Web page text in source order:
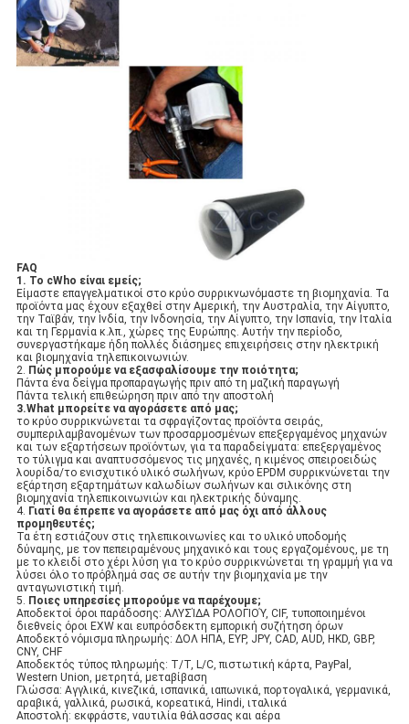
FAQ
1. Το cWho είναι εμείς;
Είμαστε επαγγελματικοί στο κρύο συρρικνωνόμαστε τη βιομηχανία. Τα
προϊόντα μας έχουν εξαχθεί στην Αμερική, την Αυστραλία, την Αίγυπτο,
την Ταϊβάν, την Ινδία, την Ινδονησία, την Αίγυπτο, την Ισπανία, την Ιταλία
και τη Γερμανία κ.λπ., χώρες της Ευρώπης. Αυτήν την περίοδο,
συνεργαστήκαμε ήδη πολλές διάσημες επιχειρήσεις στην ηλεκτρική
και βιομηχανία τηλεπικοινωνιών.
2. Πώς μπορούμε να εξασφαλίσουμε την ποιότητα;
Πάντα ένα δείγμα προπαραγωγής πριν από τη μαζική παραγωγή
Πάντα τελική επιθεώρηση πριν από την αποστολή
3.What μπορείτε να αγοράσετε από μας;
το κρύο συρρικνώνεται τα σφραγίζοντας προϊόντα σειράς,
συμπεριλαμβανομένων των προσαρμοσμένων επεξεργαμένος μηχανών
και των εξαρτήσεων προϊόντων, για τα παραδείγματα: επεξεργαμένος
το τύλιγμα και αναπτυσσόμενος τις μηχανές, η κιμένος σπειροειδώς
λουρίδα/το ενισχυτικό υλικό σωλήνων, κρύο EPDM συρρικνώνεται την
εξάρτηση εξαρτημάτων καλωδίων σωλήνων και σιλικόνης στη
βιομηχανία τηλεπικοινωνιών και ηλεκτρικής δύναμης.
4. Γιατί θα έπρεπε να αγοράσετε από μας όχι από άλλους
προμηθευτές;
Τα έτη εστιάζουν στις τηλεπικοινωνίες και το υλικό υποδομής
δύναμης, με τον πεπειραμένους μηχανικό και τους εργαζομένους, με τη
με το κλειδί στο χέρι λύση για το κρύο συρρικνώνεται τη γραμμή για να
λύσει όλο το πρόβλημά σας σε αυτήν την βιομηχανία με την
ανταγωνιστική τιμή.
5. Ποιες υπηρεσίες μπορούμε να παρέχουμε;
Αποδεκτοί όροι παράδοσης: ΑΛΥΣΊΔΑ ΡΟΛΟΓΙΟΎ, CIF, τυποποιημένοι
διεθνείς όροι EXW και ευπρόσδεκτη εμπορική συζήτηση όρων
Αποδεκτό νόμισμα πληρωμής: ΔΟΛ ΗΠΑ, ΕΥΡ, JPY, CAD, AUD, HKD, GBP,
CNY, CHF
Αποδεκτός τύπος πληρωμής: T/T, L/C, πιστωτική κάρτα, PayPal,
Western Union, μετρητά, μεταβίβαση
Γλώσσα: Αγγλικά, κινεζικά, ισπανικά, ιαπωνικά, πορτογαλικά, γερμανικά,
αραβικά, γαλλικά, ρωσικά, κορεατικά, Hindi, ιταλικά
Αποστολή: εκφράστε, ναυτιλία θάλασσας και αέρα